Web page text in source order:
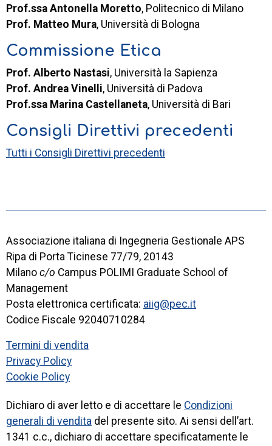
Prof.ssa Antonella Moretto, Politecnico di Milano
Prof. Matteo Mura, Università di Bologna
Commissione Etica
Prof. Alberto Nastasi, Università la Sapienza
Prof. Andrea Vinelli, Università di Padova
Prof.ssa Marina Castellaneta, Università di Bari
Consigli Direttivi precedenti
Tutti i Consigli Direttivi precedenti
Associazione italiana di Ingegneria Gestionale APS
Ripa di Porta Ticinese 77/79, 20143
Milano c/o Campus POLIMI Graduate School of
Management
Posta elettronica certificata: aiig@pec.it
Codice Fiscale 92040710284
Termini di vendita
Privacy Policy
Cookie Policy
Dichiaro di aver letto e di accettare le Condizioni
generali di vendita del presente sito. Ai sensi dell’art.
1341 c.c., dichiaro di accettare specificatamente le